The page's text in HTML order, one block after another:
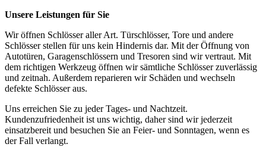
Unsere Leistungen für Sie
Wir öffnen Schlösser aller Art. Türschlösser, Tore und andere
Schlösser stellen für uns kein Hindernis dar. Mit der Öffnung von
Autotüren, Garagenschlössern und Tresoren sind wir vertraut. Mit
dem richtigen Werkzeug öffnen wir sämtliche Schlösser zuverlässig
und zeitnah. Außerdem reparieren wir Schäden und wechseln
defekte Schlösser aus.
Uns erreichen Sie zu jeder Tages- und Nachtzeit.
Kundenzufriedenheit ist uns wichtig, daher sind wir jederzeit
einsatzbereit und besuchen Sie an Feier- und Sonntagen, wenn es
der Fall verlangt.